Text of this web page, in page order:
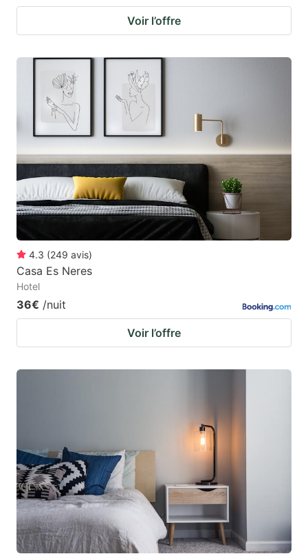
Voir l’offre
4.3 (249 avis)
Casa Es Neres
Hotel
36€ /nuit
Voir l’offre